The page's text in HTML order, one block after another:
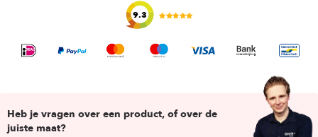
9.3
Heb je vragen over een product, of over de
juiste maat?